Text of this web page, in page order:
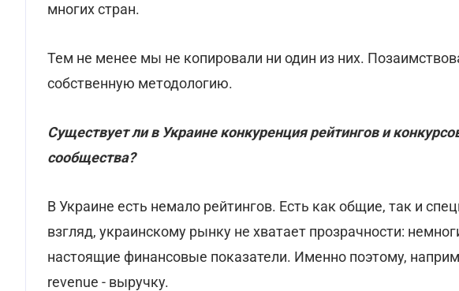
многих стран.
Тем не менее мы не копировали ни один из них.
собственную методологию.
Существует ли в Украине конкуренция рейтингов и
сообщества?
В Украине есть немало рейтингов. Есть как общие, так и
взгляд, украинскому рынку не хватает прозрачности:
настоящие финансовые показатели. Именно поэтому,
revenue - выручку.